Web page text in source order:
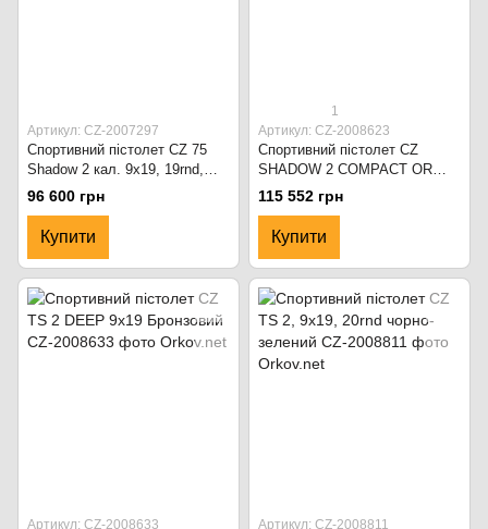
Артикул: CZ-2007297
Спортивний пістолет CZ 75
Shadow 2 кал. 9x19, 19rnd,
manual safety Чорний
96 600 грн
Купити
1
Артикул: CZ-2008623
Спортивний пістолет CZ
SHADOW 2 COMPACT OR
9x19MM 17+2 RND Black
115 552 грн
Купити
Артикул: CZ-2008633 Артикул: CZ-2008811